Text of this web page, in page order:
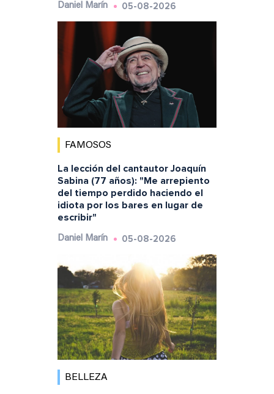
Daniel Marín 05-08-2026
FAMOSOS
La lección del cantautor Joaquín
Sabina (77 años): "Me arrepiento
del tiempo perdido haciendo el
idiota por los bares en lugar de
escribir"
Daniel Marín 05-08-2026
BELLEZA